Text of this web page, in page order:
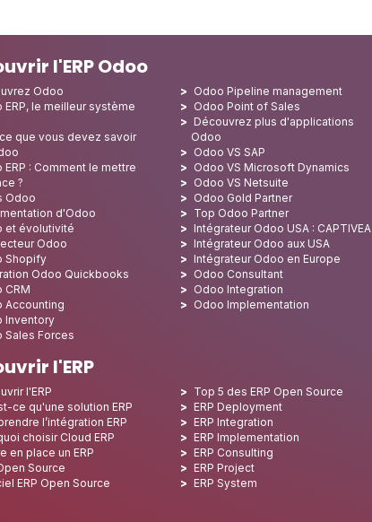
l'ERP Odoo
Odoo
ERP, le meilleur système
que vous devez savoir
ERP : Comment le mettre
?
Odoo
d'Odoo
et évolutivité
Odoo
Shopify
Odoo Quickbooks
CRM
Accounting
Inventory
Sales Forces
Odoo Pipeline management
Odoo Point of Sales
Découvrez plus d'applications
Odoo
Odoo VS SAP
Odoo VS Microsoft Dynamics
Odoo VS Netsuite
Odoo Gold Partner
Top Odoo Partner
Intégrateur Odoo USA : CAPTIVEA
Intégrateur Odoo aux USA
Intégrateur Odoo en Europe
Odoo Consultant
Odoo Integration
Odoo Implementation
l'ERP
l'ERP
ce qu'une solution ERP
l’intégration ERP
choisir Cloud ERP
en place un ERP
Source
ERP Open Source
Top 5 des ERP Open Source
ERP Deployment
ERP Integration
ERP Implementation
ERP Consulting
ERP Project
ERP System